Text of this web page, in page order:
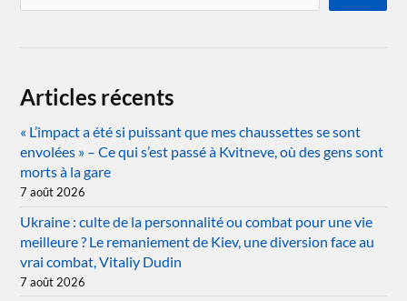
Articles récents
« L’impact a été si puissant que mes chaussettes se sont
envolées » – Ce qui s’est passé à Kvitneve, où des gens sont
morts à la gare
7 août 2026
Ukraine : culte de la personnalité ou combat pour une vie
meilleure ? Le remaniement de Kiev, une diversion face au
vrai combat, Vitaliy Dudin
7 août 2026